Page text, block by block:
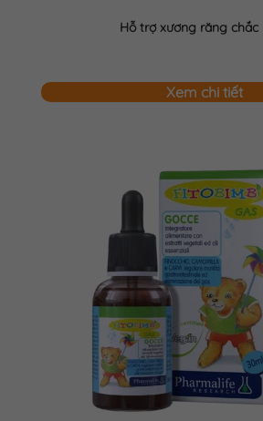
Hỗ trợ xương răng chắc
Xem chi tiết